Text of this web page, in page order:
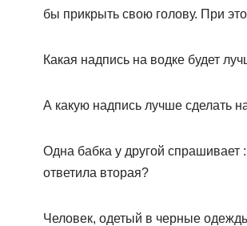
бы прикрыть свою голову. При
Какая надпись на водке будет
А какую надпись лучше сделать
Одна бабка у другой
ответила вторая?
Человек, одетый в черные